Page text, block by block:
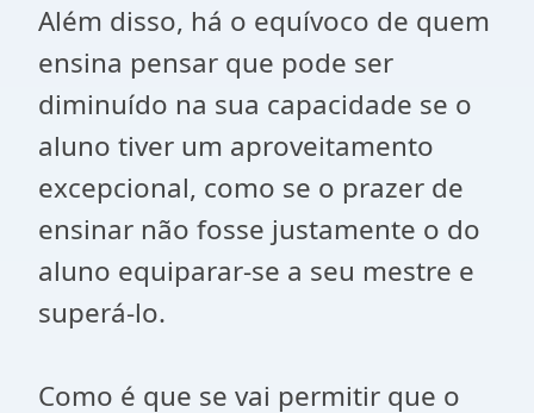
Além disso, há o equívoco de quem
ensina pensar que pode ser
diminuído na sua capacidade se o
aluno tiver um aproveitamento
excepcional, como se o prazer de
ensinar não fosse justamente o do
aluno equiparar-se a seu mestre e
superá-lo.
Como é que se vai permitir que o